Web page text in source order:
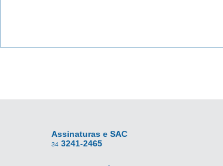
Assinaturas e SAC
34 3241-2465